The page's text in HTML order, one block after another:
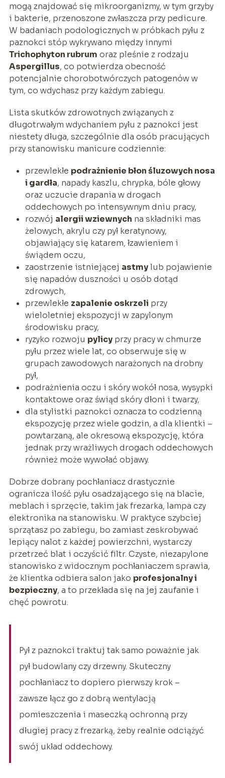
mogą znajdować się mikroorganizmy, w tym grzyby
i bakterie, przenoszone zwłaszcza przy pedicure.
W badaniach podologicznych w próbkach pyłu z
paznokci stóp wykrywano między innymi
Trichophyton rubrum oraz pleśnie z rodzaju
Aspergillus, co potwierdza obecność
potencjalnie chorobotwórczych patogenów w
tym, co wdychasz przy każdym zabiegu.
Lista skutków zdrowotnych związanych z
długotrwałym wdychaniem pyłu z paznokci jest
niestety długa, szczególnie dla osób pracujących
przy stanowisku manicure codziennie:
przewlekłe podrażnienie błon śluzowych nosa
i gardła, napady kaszlu, chrypka, bóle głowy
oraz uczucie drapania w drogach
oddechowych po intensywnym dniu pracy,
rozwój alergii wziewnych na składniki mas
żelowych, akrylu czy pył keratynowy,
objawiający się katarem, łzawieniem i
świądem oczu,
zaostrzenie istniejącej astmylub pojawienie
się napadów duszności u osób dotąd
zdrowych,
przewlekłe zapalenie oskrzeli przy
wieloletniej ekspozycji w zapylonym
środowisku pracy,
ryzyko rozwoju pylicyprzy pracy w chmurze
pyłu przez wiele lat, co obserwuje się w
grupach zawodowych narażonych na drobny
pył,
podrażnienia oczu i skóry wokół nosa, wysypki
kontaktowe oraz świąd skóry dłoni i twarzy,
dla stylistki paznokci oznacza to codzienną
ekspozycję przez wiele godzin, a dla klientki –
powtarzaną, ale okresową ekspozycję, która
jednak przy wrażliwych drogach oddechowych
również może wywołać objawy.
Dobrze dobrany pochłaniacz drastycznie
ogranicza ilość pyłu osadzającego się na blacie,
meblach i sprzęcie, takim jak frezarka, lampa czy
elektronika na stanowisku. W praktyce szybciej
sprzątasz po zabiegu, bo zamiast zeskrobywać
lepiący nalot z każdej powierzchni, wystarczy
przetrzeć blat i oczyścić filtr. Czyste, niezapylone
stanowisko z widocznym pochłaniaczem sprawia,
że klientka odbiera salon jako profesjonalny i
bezpieczny, a to przekłada się na jej zaufanie i
chęć powrotu.
Pył z paznokci traktuj tak samo poważnie jak
pył budowlany czy drzewny. Skuteczny
pochłaniacz to dopiero pierwszy krok –
zawsze łącz go z dobrą wentylacją
pomieszczenia i maseczką ochronną przy
długiej pracy z frezarką, żeby realnie odciążyć
swój układ oddechowy.